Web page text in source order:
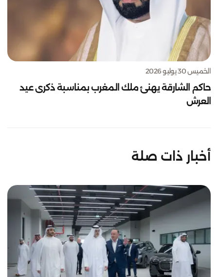
الخميس 30 يوليو 2026
حاكم الشارقة يهنئ ملك المغرب بمناسبة ذكرى عيد
العرش
أخبار ذات صلة